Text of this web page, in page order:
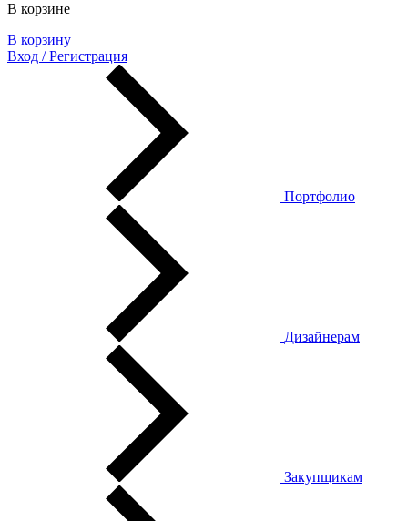
В корзине
В корзину
Вход / Регистрация
Портфолио
Дизайнерам
Закупщикам